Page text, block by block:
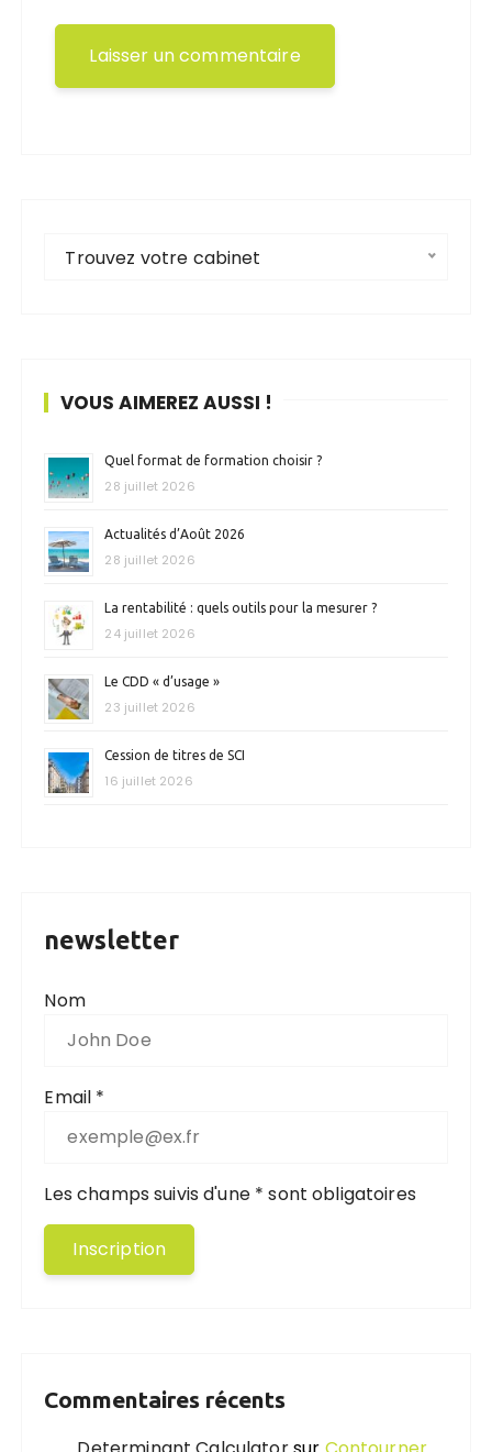
Trouvez votre cabinet
VOUS AIMEREZ AUSSI !
Quel format de formation choisir ?
28 juillet 2026
Actualités d’Août 2026
28 juillet 2026
La rentabilité : quels outils pour la mesurer ?
24 juillet 2026
Le CDD « d’usage »
23 juillet 2026
Cession de titres de SCI
16 juillet 2026
newsletter
Nom
Email *
Les champs suivis d'une * sont obligatoires
Commentaires récents